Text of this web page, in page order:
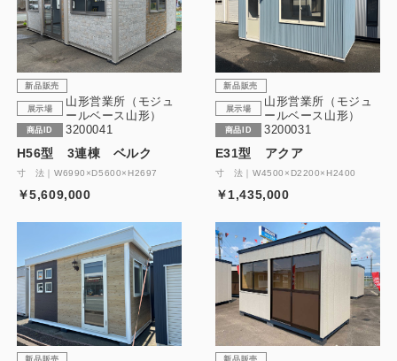
新品販売
展示場
山形営業所（モジュ
ールベース山形）
商品ID 3200041
H56型 3連棟 ベルク
寸 法｜W6990×D5600×H2697
￥5,609,000
新品販売
展示場
山形営業所（モジュ
ールベース山形）
商品ID 3200031
E31型 アクア
寸 法｜W4500×D2200×H2400
￥1,435,000